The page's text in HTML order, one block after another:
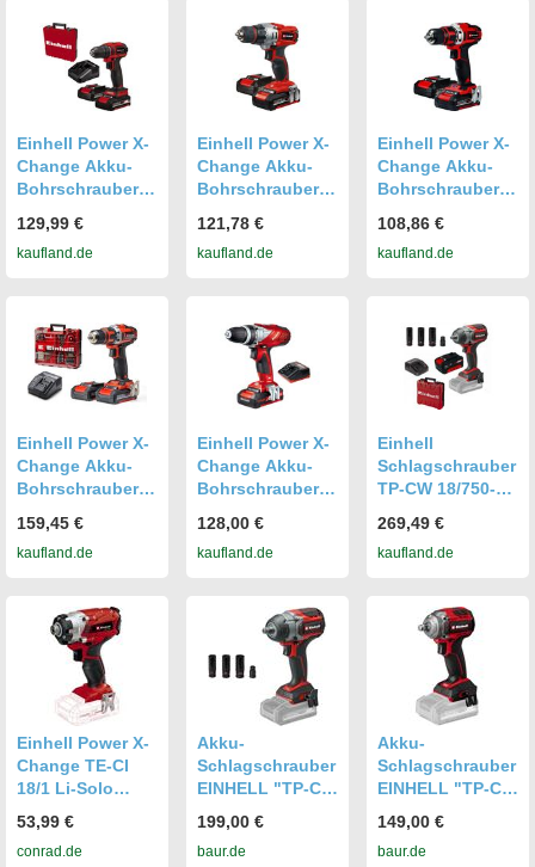
Einhell Power X-
Change Akku-
Bohrschrauber
BL (2x2,0Ah)
129,99 €
kaufland.de
Einhell Power X-
Change Akku-
Bohrschrauber
(2x1,5 Ah)
121,78 €
kaufland.de
Einhell Power X-
Change Akku-
Bohrschrauber
(2x1,5 Ah)
108,86 €
kaufland.de
Einhell Power X-
Change Akku-
Bohrschrauber-
Li +69 (2x2,0 Ah)
159,45 €
kaufland.de
Einhell Power X-
Change Akku-
Bohrschrauber
128,00 €
kaufland.de
Einhell
Schlagschrauber
TP-CW 18/750-C
Akku 4.0 Ah,
Koffer,Ladegerät
269,49 €
kaufland.de
Einhell Power X-
Change TE-CI
18/1 Li-Solo
Schlagschrauber
140 Nm 18 V
53,99 €
conrad.de
Akku-
Schlagschrauber
EINHELL "TP-CW
Solo", rot
(schwarz, rot),
199,00 €
baur.de
Akku-
Schlagschrauber
EINHELL "TP-CW
Solo", rot (rot,
schwarz),
149,00 €
baur.de